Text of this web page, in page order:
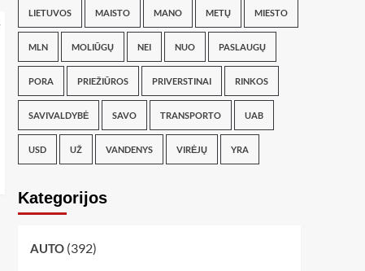
LIETUVOS MAISTO MANO METŲ MIESTO
MLN MOLIŪGŲ NEI NUO PASLAUGŲ
PORA PRIEŽIŪROS PRIVERSTINAI RINKOS
SAVIVALDYBĖ SAVO TRANSPORTO UAB
USD UŽ VANDENYS VIRĖJŲ YRA
Kategorijos
AUTO(392)